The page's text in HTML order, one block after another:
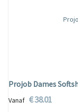
Projob Dames
Vanaf € 38.01